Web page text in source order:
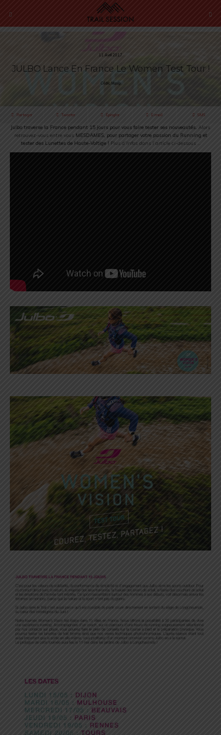
11 Avril 2017
JULBO Lance En France Le Women Test Tour !
Cédric Masip
Partager Tweeter Épingler E-mail SMS
Julbo traverse la France pendant 15 jours pour vous faire tester ses nouveautés. Alors
retrouvez-vous entre vous MESDAMES, pour partager votre passion du Running et
tester des Lunettes de Haute-Voltige ! Plus d’Infos dans l’article ci-dessous …